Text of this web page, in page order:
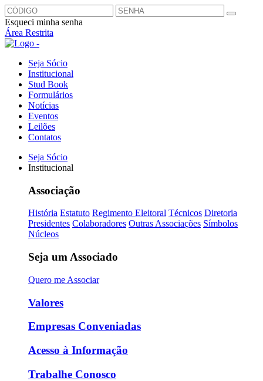
Esqueci minha senha
Área Restrita
Seja Sócio
Institucional
Stud Book
Formulários
Notícias
Eventos
Leilões
Contatos
Seja Sócio
Institucional
Associação
História Estatuto Regimento Eleitoral Técnicos Diretoria
Presidentes Colaboradores Outras Associações Símbolos
Núcleos
Seja um Associado
Quero me Associar
Valores
Empresas Conveniadas
Acesso à Informação
Trabalhe Conosco